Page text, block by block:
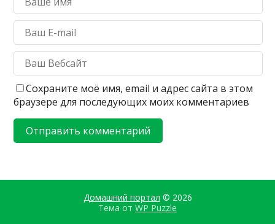
Сохраните моё имя, email и адрес сайта в этом
браузере для последующих моих комментариев
Домашний портал © 2026
Тема от WP Puzzle